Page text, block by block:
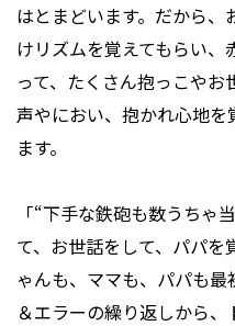
はとまどいます。だから
けリズムを覚えてもらい
って、たくさん抱っこや
声やにおい、抱かれ心地
ます。
「“下手な鉄砲も数うちゃ
て、お世話をして、パパを
ゃんも、ママも、パパも
＆エラーの繰り返しから